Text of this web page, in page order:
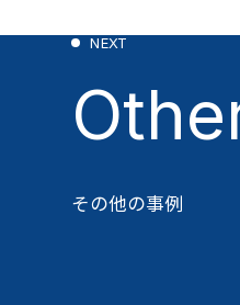
NEXT
その他の事例